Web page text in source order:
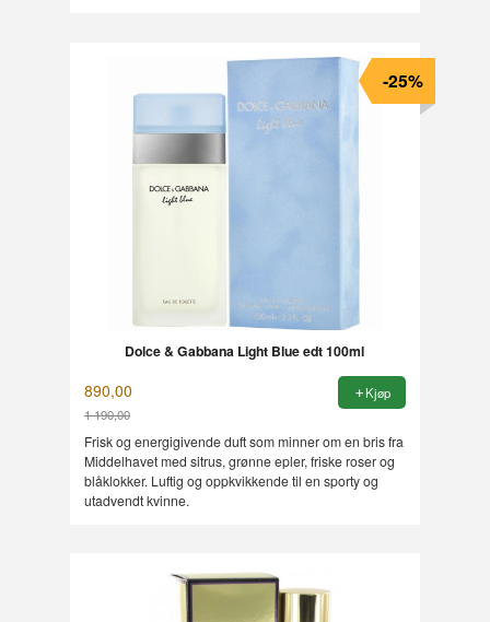
Dolce & Gabbana Light Blue edt 100ml
890,00
1 190,00
Rabatt
-25%
Kjøp
Frisk og energigivende duft som minner om en bris fra
Middelhavet med sitrus, grønne epler, friske roser og
blåklokker. Luftig og oppkvikkende til en sporty og
utadvendt kvinne.